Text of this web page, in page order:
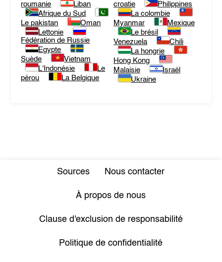
roumanie
Liban
Afrique du Sud
Le pakistan
Oman
Lettonie
Fédération de Russie
Egypte
Suède
Vietnam
L'Indonésie
Le
pérou
La Belgique
croatie
Philippines
La colombie
Myanmar
Mexique
Le brésil
Venezuela
Chili
La hongrie
Hong Kong
Malaisie
Israël
Ukraine
Sources Nous contacter
À propos de nous
Clause d'exclusion de responsabilité
Politique de confidentialité